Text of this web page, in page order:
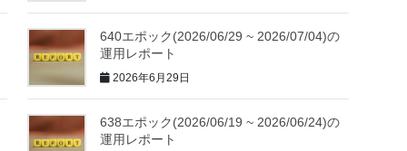
640エポック(2026/06/29 ~ 2026/07/04)の
運用レポート
2026年6月29日
638エポック(2026/06/19 ~ 2026/06/24)の
運用レポート